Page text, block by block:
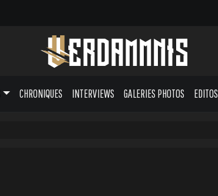
CHRONIQUES INTERVIEWS GALERIES PHOTOS EDITOS